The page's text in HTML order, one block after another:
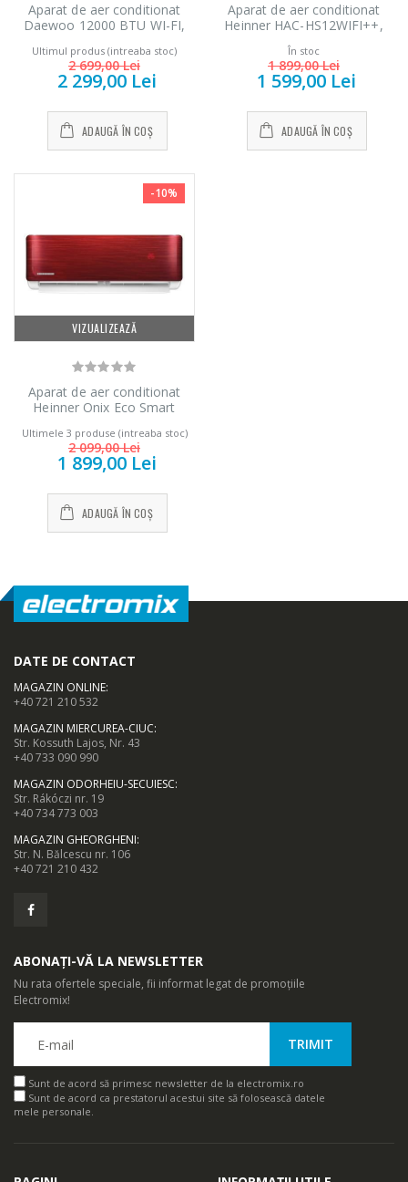
Aparat de aer conditionat
Daewoo 12000 BTU WI-FI,
instalare inclus (3m), filtre cu
ioni de argint, functie iFeel,
Eco Mode, DAC-12CHSDW,
Ultimul produs (intreaba stoc)
2 699,00 Lei
2 299,00 Lei
ADAUGĂ ÎN COȘ
Aparat de aer conditionat
Heinner HAC-HS12WIFI++,
12000 BTU, Inverter, Wi-Fi,
Clasa A++
În stoc
1 899,00 Lei
1 599,00 Lei
ADAUGĂ ÎN COȘ
VIZUALIZEAZĂ
-10%
Aparat de aer conditionat
Heinner Onix Eco Smart
Clasa A++, Functie incalzire,
Functie ECO, Follow me, R32,
HAC-CO12WFN-RD, Rosu
Ultimele 3 produse (intreaba stoc)
2 099,00 Lei
1 899,00 Lei
ADAUGĂ ÎN COȘ
DATE DE CONTACT
MAGAZIN ONLINE:
+40 721 210 532
MAGAZIN MIERCUREA-CIUC:
Str. Kossuth Lajos, Nr. 43
+40 733 090 990
MAGAZIN ODORHEIU-SECUIESC:
Str. Rákóczi nr. 19
+40 734 773 003
MAGAZIN GHEORGHENI:
Str. N. Bălcescu nr. 106
+40 721 210 432
ABONAȚI-VĂ LA NEWSLETTER
Nu rata ofertele speciale, fii informat legat de promoțiile
Electromix!
Sunt de acord să primesc newsletter de la electromix.ro
Sunt de acord ca prestatorul acestui site să folosească datele
mele personale.